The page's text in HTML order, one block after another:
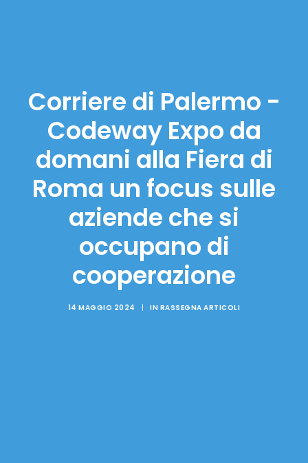
Corriere di Palermo -
Codeway Expo da
domani alla Fiera di
Roma un focus sulle
aziende che si
occupano di
cooperazione
14 MAGGIO 2024 | IN RASSEGNA ARTICOLI